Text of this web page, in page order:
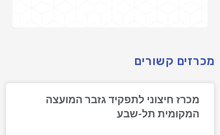
מכרזים קשורים
מכרז חיצוני לתפקיד גזבר המועצה
המקומית תל-שבע